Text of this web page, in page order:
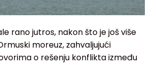
rano jutros, nakon što je još više
moreuz, zahvaljujući
o rešenju konflikta između